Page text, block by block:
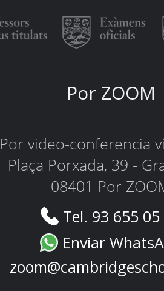
Por ZOOM
Por video-conferencia
Plaça Porxada, 39 -
08401 Por
Tel. 93 655
Enviar